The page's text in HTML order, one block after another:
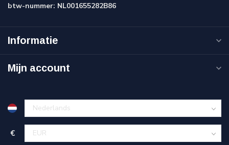
btw-nummer: NL001655282B86
Informatie
Mijn account
€